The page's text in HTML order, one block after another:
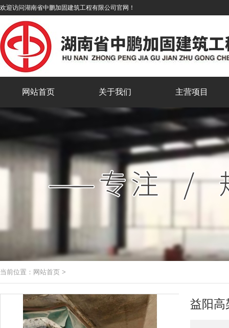
欢迎访问湖南省中鹏加固建筑工程有限公司官网！
网站首页 关于我们 主营项目
当前位置： 网站首页 >
益阳高